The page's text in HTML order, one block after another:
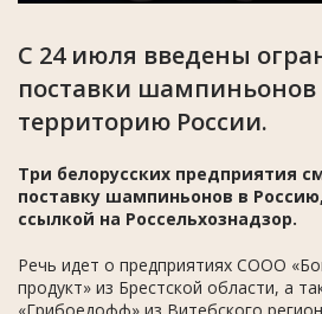
С 24 июля введены
поставки шампиньонов
территорию России.
Три белорусских предприятия
поставку шампиньонов в
ссылкой на Россельхознадзор.
Речь идет о предприятиях СООО
продукт» из Брестской области, а